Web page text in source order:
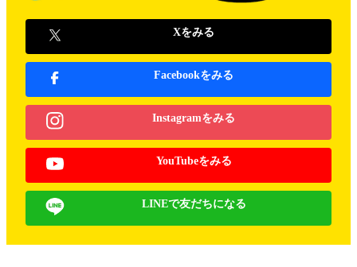
Xをみる
Facebookをみる
Instagramをみる
YouTubeをみる
LINEで友だちになる